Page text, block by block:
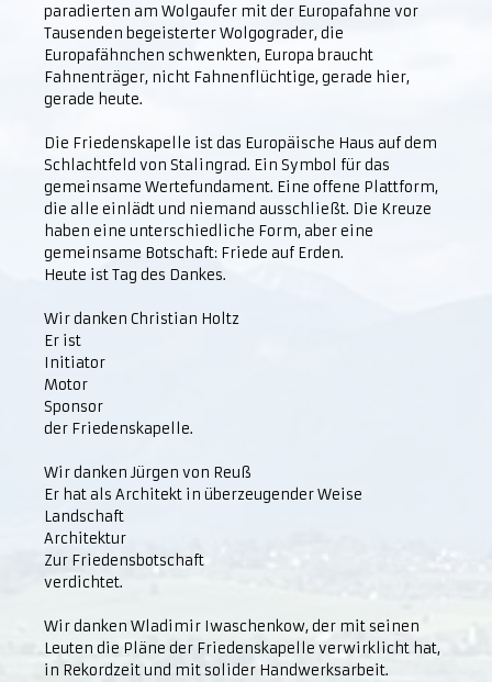
paradierten am Wolgaufer mit der Europafahne vor
Tausenden begeisterter Wolgograder, die
Europafähnchen schwenkten, Europa braucht
Fahnenträger, nicht Fahnenflüchtige, gerade hier,
gerade heute.
Die Friedenskapelle ist das Europäische Haus auf dem
Schlachtfeld von Stalingrad. Ein Symbol für das
gemeinsame Wertefundament. Eine offene Plattform,
die alle einlädt und niemand ausschließt. Die Kreuze
haben eine unterschiedliche Form, aber eine
gemeinsame Botschaft: Friede auf Erden.
Heute ist Tag des Dankes.
Wir danken Christian Holtz
Er ist
Initiator
Motor
Sponsor
der Friedenskapelle.
Wir danken Jürgen von Reuß
Er hat als Architekt in überzeugender Weise
Landschaft
Architektur
Zur Friedensbotschaft
verdichtet.
Wir danken Wladimir Iwaschenkow, der mit seinen
Leuten die Pläne der Friedenskapelle verwirklicht hat,
in Rekordzeit und mit solider Handwerksarbeit.